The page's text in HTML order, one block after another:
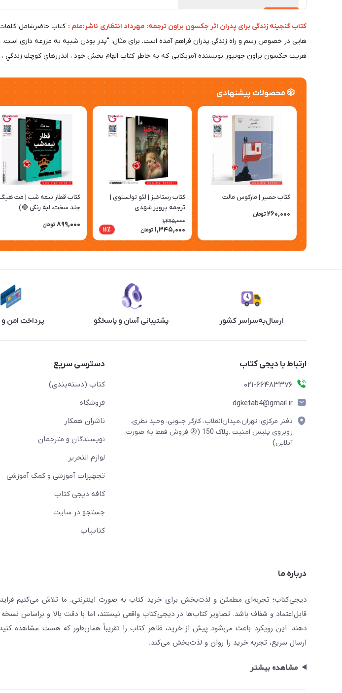
کتاب گنجینه زندگی برای پدران اثر جکسون براون ترجمه: مهرداد انتظاری ناشر:علم : کتاب حاضرشامل
هایی در خصوص رسم و راه زندگی پدران فراهم آمده است. برای مثال: "پدر بودن شبیه به مزرعه داری است.
هریت جکسون براون جونیور نویسنده آمریکایی که به خاطر کتاب الهام بخش خود ، اندرزهاي كوچك زندگي ، که پرفروش
🎲 محصولات پیشنهادی
کتاب حصیر | مارکوس مالت
260,000 تومان
کتاب رستاخیز | لئو تولستوی |
ترجمه پرویز شهدی
1,495,000
1,345,000 تومان 11٪
کتاب قطار نیمه شب | مت
جلد سخت، لبه رنگی 🟢)
899,000 تومان
ارسال‌به‌سراسر کشور پشتیبانی آسان و پاسخگو پرداخت امن
ارتباط با دیجی کتاب
021-66483376
dgketab4@gmail.ir
دفتر مرکزی: تهران.میدان‌انقلاب، کارگر جنوبی، وحید نظری.
روبروی پلیس امنیت .پلاک 150 (🚷 فروش فقط به صورت
آنلاین)
دسترسی سریع
کتاب (دسته‌بندی)
فروشگاه
ناشران همکار
نویسندگان و مترجمان
لوازم التحریر
تجهیزات آموزشی و کمک آموزشی
کافه دیجی کتاب
جستجو در سایت
کتابیاب
درباره ما
دیجی‌کتاب؛ تجربه‌ای مطمئن و لذت‌بخش برای خرید کتاب به صورت اینترنتی. ما تلاش می‌کنیم
قابل‌اعتماد و شفاف باشد. تصاویر کتاب‌ها در دیجی‌کتاب واقعی نیستند، اما با دقت بالا و براساس
دهند. این رویکرد باعث می‌شود پیش از خرید، ظاهر کتاب را تقریباً همان‌طور که هست مشاهده
ارسال سریع، تجربه خرید را روان و لذت‌بخش می‌کند.
مشاهده بیشتر